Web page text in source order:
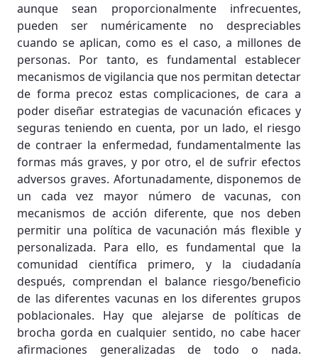
aunque sean proporcionalmente infrecuentes,
pueden ser numéricamente no despreciables
cuando se aplican, como es el caso, a millones de
personas. Por tanto, es fundamental establecer
mecanismos de vigilancia que nos permitan detectar
de forma precoz estas complicaciones, de cara a
poder diseñar estrategias de vacunación eficaces y
seguras teniendo en cuenta, por un lado, el riesgo
de contraer la enfermedad, fundamentalmente las
formas más graves, y por otro, el de sufrir efectos
adversos graves. Afortunadamente, disponemos de
un cada vez mayor número de vacunas, con
mecanismos de acción diferente, que nos deben
permitir una política de vacunación más flexible y
personalizada. Para ello, es fundamental que la
comunidad científica primero, y la ciudadanía
después, comprendan el balance riesgo/beneficio
de las diferentes vacunas en los diferentes grupos
poblacionales. Hay que alejarse de políticas de
brocha gorda en cualquier sentido, no cabe hacer
afirmaciones generalizadas de todo o nada.